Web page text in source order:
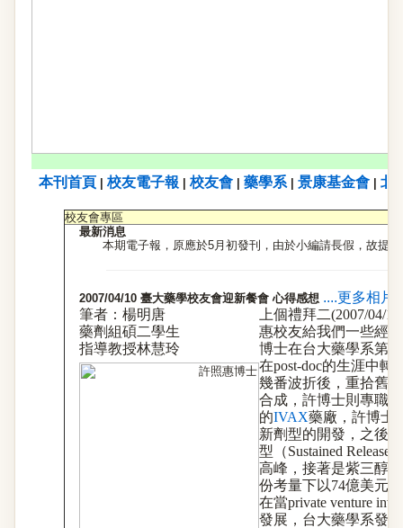
本刊首頁 校友電子報 校友會 藥學系| 景康基金會 北
校友會專區
最新消息
本期電子報，原應於5月初發刊，由於小編請長假，故提早
2007/04/10 臺大藥學校友會迎新餐會 心得感想 ....更多相片
筆者：楊明唐
藥劑組碩二學生
指導教授林慧玲
上個禮拜二(2007/04/
惠校友給我們一些經
博士在台大藥學系第
在post-doc的生涯中轉
幾番波折後，重拾舊
合成，許博士則專職
的IVAX藥廠，許博士
新劑型的開發，之後在
型（Sustained Release
高峰，接著是紫三醇
份考量下以74億美元
在當private venture
發展，台大藥學系發